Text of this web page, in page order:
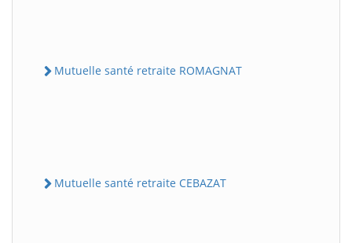
Mutuelle santé retraite ROMAGNAT
Mutuelle santé retraite CEBAZAT